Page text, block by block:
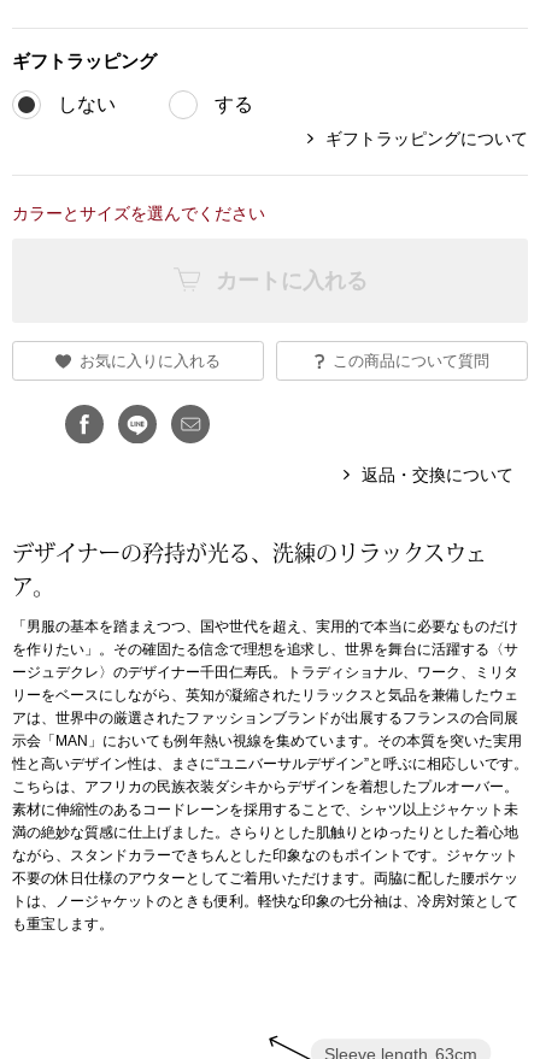
／チュニック
アクセサリー
ン雑貨
ブリーフケース
ボストンバッグ
スーツケース
その他
シューズ
ギフト ラッピング
しない する
ギフトラッピングについて
カラーとサイズを選んでください
カートに入れる
お気に入りに入れる この商品について質問
返品・交換について
デザイナーの矜持が光る、洗練のリラックスウェ
ア。
「男服の基本を踏まえつつ、国や世代を超え、実用的で本当に必要なものだけ
を作りたい」。その確固たる信念で理想を追求し、世界を舞台に活躍する〈サ
ージュデクレ〉のデザイナー千田仁寿氏。トラディショナル、ワーク、ミリタ
リーをベースにしながら、英知が凝縮されたリラックスと気品を兼備したウェ
アは、世界中の厳選されたファッションブランドが出展するフランスの合同展
示会「MAN」においても例年熱い視線を集めています。その本質を突いた実用
性と高いデザイン性は、まさに“ユニバーサルデザイン”と呼ぶに相応しいです。
こちらは、アフリカの民族衣装ダシキからデザインを着想したプルオーバー。
素材に伸縮性のあるコードレーンを採用することで、シャツ以上ジャケット未
満の絶妙な質感に仕上げました。さらりとした肌触りとゆったりとした着心地
ながら、スタンドカラーできちんとした印象なのもポイントです。ジャケット
不要の休日仕様のアウターとしてご着用いただけます。両脇に配した腰ポケッ
トは、ノージャケットのときも便利。軽快な印象の七分袖は、冷房対策として
も重宝します。
Sleeve length 63cm